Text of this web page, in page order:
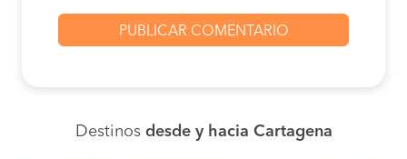
Destinos desde y hacia Cartagena